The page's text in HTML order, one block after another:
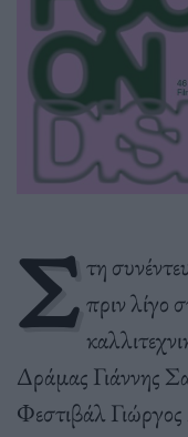
Σ τη
πριν λίγο
Δράμας Γιάννης
Φεστιβάλ